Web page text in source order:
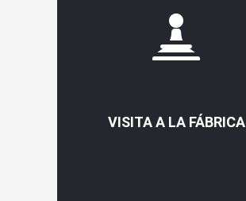
VISITA A LA FÁBRICA